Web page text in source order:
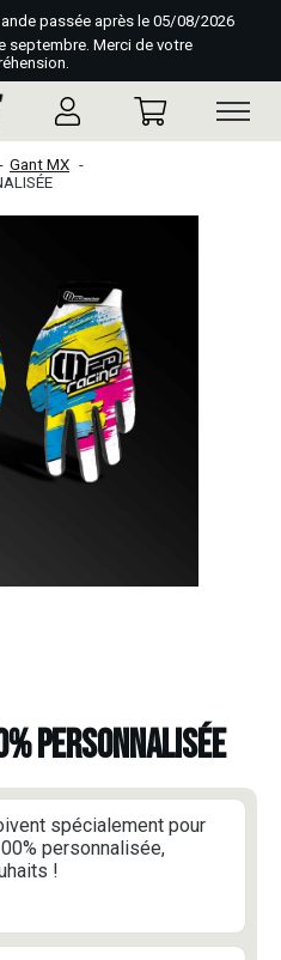
passée après le 05/08/2026
septembre. Merci de votre
Gant MX
PERSONNALISÉE
spécialement pour
personnalisée,
!